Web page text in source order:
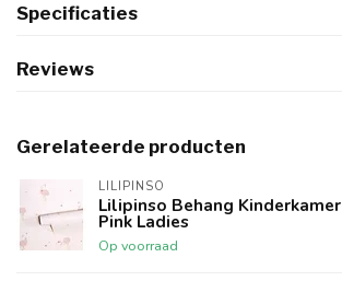
Specificaties
Reviews
Gerelateerde producten
LILIPINSO
Lilipinso Behang Kinderkamer
Pink Ladies
Op voorraad